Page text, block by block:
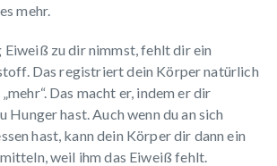
mehr.
Eiweiß zu dir nimmst, fehlt dir ein
Das registriert dein Körper natürlich
Das macht er, indem er dir
Hunger hast. Auch wenn du an sich
hast, kann dein Körper dir dann ein
weil ihm das Eiweiß fehlt.